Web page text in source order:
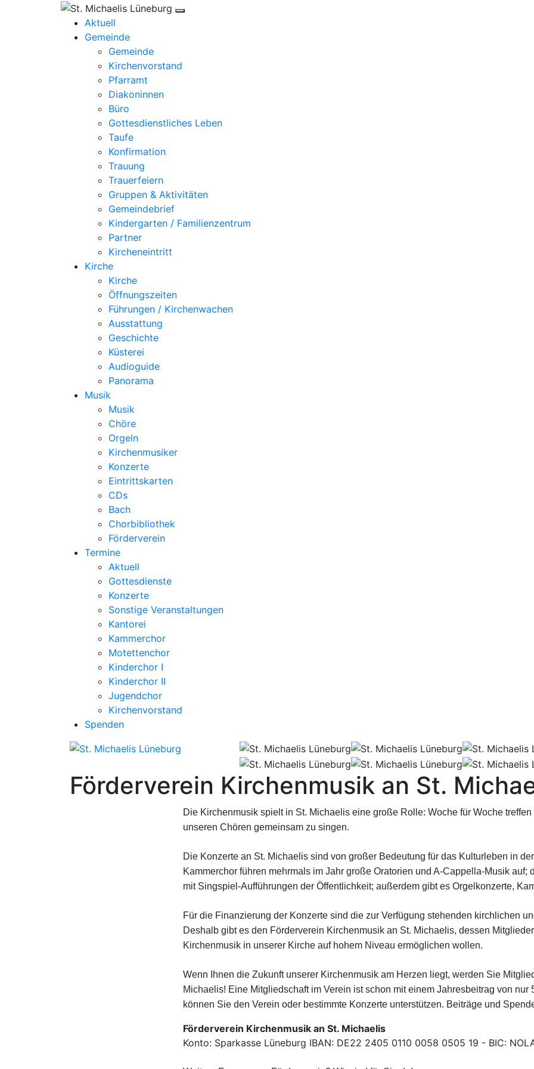
Aktuell
Gemeinde
Gemeinde
Kirchenvorstand
Pfarramt
Diakoninnen
Büro
Gottesdienstliches Leben
Taufe
Konfirmation
Trauung
Trauerfeiern
Gruppen & Aktivitäten
Gemeindebrief
Kindergarten / Familienzentrum
Partner
Kircheneintritt
Kirche
Kirche
Öffnungszeiten
Führungen / Kirchenwachen
Ausstattung
Geschichte
Küsterei
Audioguide
Panorama
Musik
Musik
Chöre
Orgeln
Kirchenmusiker
Konzerte
Eintrittskarten
CDs
Bach
Chorbibliothek
Förderverein
Termine
Aktuell
Gottesdienste
Konzerte
Sonstige Veranstaltungen
Kantorei
Kammerchor
Motettenchor
Kinderchor I
Kinderchor II
Jugendchor
Kirchenvorstand
Spenden
Förderverein Kirchenmusik an St.
Die Kirchenmusik spielt in St. Michaelis eine große Rolle: Woche für Woche
unseren Chören gemeinsam zu singen.
Die Konzerte an St. Michaelis sind von großer Bedeutung für das Kulturleben in
Kammerchor führen mehrmals im Jahr große Oratorien und A-Cappella-Musik
mit Singspiel-Aufführungen der Öffentlichkeit; außerdem gibt es Orgelkonzerte,
Für die Finanzierung der Konzerte sind die zur Verfügung stehenden kirchlichen
Deshalb gibt es den Förderverein Kirchenmusik an St. Michaelis, dessen
Kirchenmusik in unserer Kirche auf hohem Niveau ermöglichen wollen.
Wenn Ihnen die Zukunft unserer Kirchenmusik am Herzen liegt, werden Sie
Michaelis! Eine Mitgliedschaft im Verein ist schon mit einem Jahresbeitrag von
können Sie den Verein oder bestimmte Konzerte unterstützen. Beiträge und
Förderverein Kirchenmusik an St. Michaelis
Konto: Sparkasse Lüneburg IBAN: DE22 2405 0110 0058 0505 19 - BIC: